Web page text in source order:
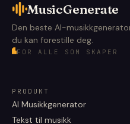
MusicGenerate
Den beste AI-
du kan forestille deg.
FOR ALLE SOM SKAPER
PRODUKT
AI Musikkgenerator
Tekst til musikk